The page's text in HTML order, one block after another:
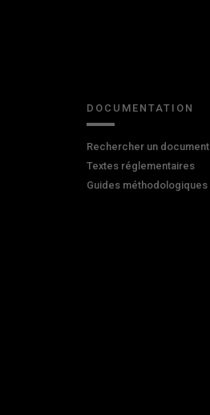
DOCUMENTATION
Rechercher un document
Textes réglementaires
Guides méthodologiques